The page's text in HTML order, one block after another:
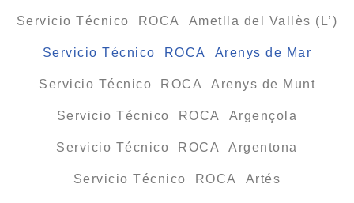
Servicio Técnico ROCA Ametlla del Vallès (L’)
Servicio Técnico ROCA Arenys de Mar
Servicio Técnico ROCA Arenys de Munt
Servicio Técnico ROCA Argençola
Servicio Técnico ROCA Argentona
Servicio Técnico ROCA Artés